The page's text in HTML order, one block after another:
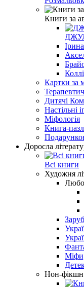
Книги за
Картки за
Дитячі
Настільні
Міфологія
Книга-пазл
Доросла
Всі книги
Художня
Нон-фікшн